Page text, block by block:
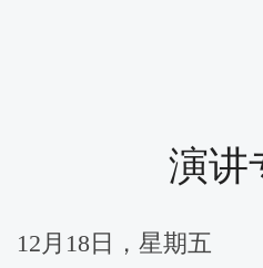
演讲
12月18日，星期五